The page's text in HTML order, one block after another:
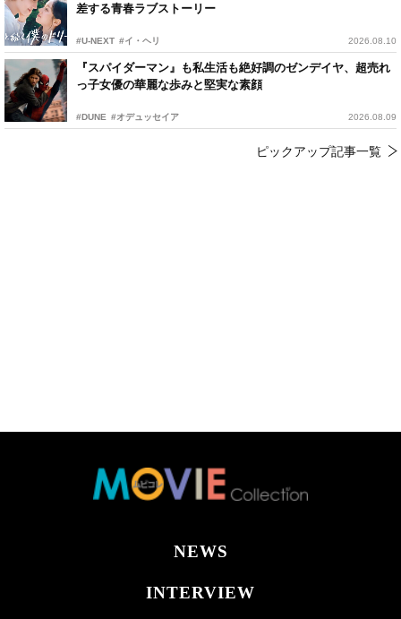
差する青春ラブストーリー
#U-NEXT #イ・ヘリ 2026.08.10
『スパイダーマン』も私生活も絶好調のゼンデイヤ、超売れ
っ子女優の華麗な歩みと堅実な素顔
#DUNE #オデュッセイア 2026.08.09
ピックアップ記事一覧
NEWS
INTERVIEW